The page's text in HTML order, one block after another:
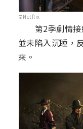
©Netflix
第2季劇情接
並未陷入沉睡，
來。